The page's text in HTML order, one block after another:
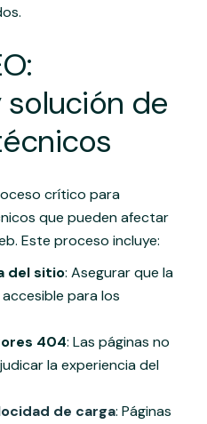
de
crítico para
que pueden afectar
Este proceso incluye:
del sitio: Asegurar que la
para los
404: Las páginas no
la experiencia del
de carga: Páginas